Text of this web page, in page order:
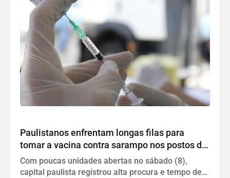
Paulistanos enfrentam longas filas para
tomar a vacina contra sarampo nos postos de
São Paulo
Com poucas unidades abertas no sábado (8),
capital paulista registrou alta procura e tempo de